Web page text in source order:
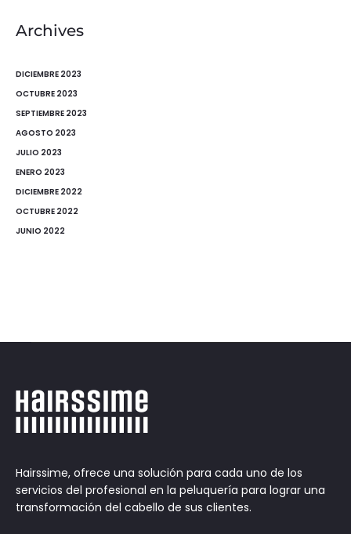
Archives
DICIEMBRE 2023
OCTUBRE 2023
SEPTIEMBRE 2023
AGOSTO 2023
JULIO 2023
ENERO 2023
DICIEMBRE 2022
OCTUBRE 2022
JUNIO 2022
Hairssime, ofrece una solución para cada uno de los
servicios del profesional en la peluquería para lograr una
transformación del cabello de sus clientes.